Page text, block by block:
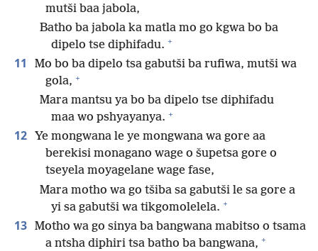
mutši baa jabola,
Batho ba jabola ka matla mo go kgwa bo ba
dipelo tse diphifadu. +
11
Mo bo ba dipelo tsa gabutši ba rufiwa, mutši wa
gola, +
Mara mantsu ya bo ba dipelo tse diphifadu
maa wo pshyayanya. +
12
Ye mongwana le ye mongwana wa gore aa
berekisi monagano wage o šupetsa gore o
tseyela moyagelane wage fase,
Mara motho wa go tšiba sa gabutši le sa gore a
yi sa gabutši wa tikgomolelela. +
13 Motho wa go sinya ba bangwana mabitso o tsama
a ntsha diphiri tsa batho ba bangwana, +